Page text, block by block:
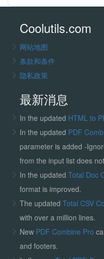
Coolutils.com
网站地图
条款和条件
隐私政策
最新消息
In the updated HTML to
In the updated PDF
parameter is added -
from the input list does
In the updated Total Doc
format is improved.
The updated Total CSV
with over a million lines.
New PDF Combine Pro
and footers.